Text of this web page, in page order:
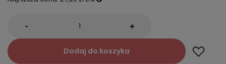
- +
Dodaj do koszyka